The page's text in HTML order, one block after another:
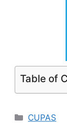
Table of
Categories
CUPAS